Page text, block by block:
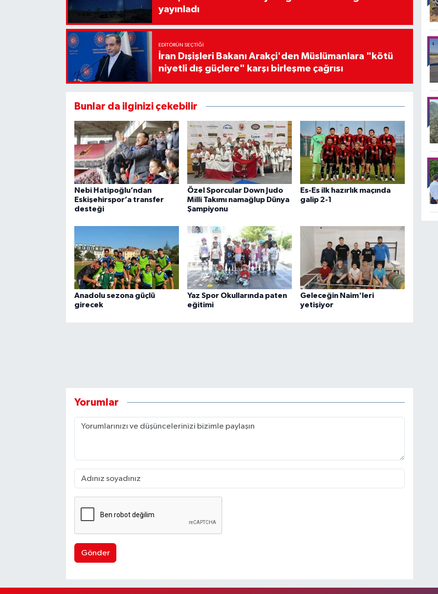
yayınladı
EDITÖRÜN SEÇTIĞI
İran Dışişleri Bakanı Arakçi'den Müslümanlara "kötü
niyetli dış güçlere" karşı birleşme çağrısı
Bunlar da ilginizi çekebilir
Nebi Hatipoğlu’ndan
Eskişehirspor’a transfer
desteği
Özel Sporcular Down Judo
Milli Takımı namağlup Dünya
Şampiyonu
Es-Es ilk hazırlık maçında
galip 2-1
Anadolu sezona güçlü
girecek
Yaz Spor Okullarında paten
eğitimi
Geleceğin Naim'leri
yetişiyor
Yorumlar
Gönder